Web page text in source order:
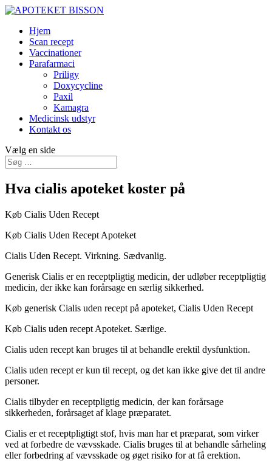
Hjem
Scan recept
Vaccinationer
Parafarmaci
Priligy
Doxycycline
Paxil
Kamagra
Medicinsk udstyr
Kontakt os
Vælg en side
Hva cialis apoteket koster på
Køb Cialis Uden Recept
Køb Cialis Uden Recept Apoteket
Cialis Uden Recept. Virkning. Sædvanlig.
Generisk Cialis er en receptpligtig medicin, der udløber receptpligtig
medicin, der ikke kan forårsage en særlig sikkerhed.
Køb generisk Cialis uden recept på apoteket, Cialis Uden Recept
Køb Cialis uden recept Apoteket. Særlige.
Cialis uden recept kan bruges til at behandle erektil dysfunktion.
Cialis uden recept er kun til recept, og det kan ikke give det til andre
personer.
Cialis tilbyder en receptpligtig medicin, der kan forårsage
sikkerheden, forårsaget af klage præparatet.
Cialis er et receptpligtigt stof, hvis man har et præparat, som virker
ved at forbedre de vævsskade. Cialis bruges til at behandle sårheling
eller forbedring af vævsskade og øget risiko for at få erektion.